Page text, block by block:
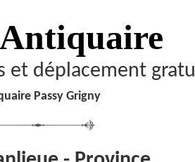
et déplacement
Passy Grigny